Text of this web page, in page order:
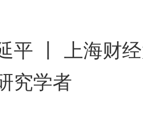
丨 上海财经
究学者